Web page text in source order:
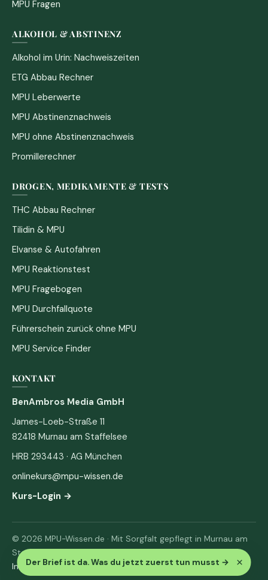
Der Brief ist da. Was du jetzt zuerst tun musst → ×
MPU Fragen
ALKOHOL & ABSTINENZ
Alkohol im Urin: Nachweiszeiten
ETG Abbau Rechner
MPU Leberwerte
MPU Abstinenznachweis
MPU ohne Abstinenznachweis
Promillerechner
DROGEN, MEDIKAMENTE & TESTS
THC Abbau Rechner
Tilidin & MPU
Elvanse & Autofahren
MPU Reaktionstest
MPU Fragebogen
MPU Durchfallquote
Führerschein zurück ohne MPU
MPU Service Finder
KONTAKT
BenAmbros Media GmbH
James-Loeb-Straße 11
82418 Murnau am Staffelsee
HRB 293443 · AG München
onlinekurs@mpu-wissen.de
Kurs-Login →
© 2026 MPU-Wissen.de · Mit Sorgfalt gepflegt in Murnau am
Staffelsee
Impressum· Datenschutz & AGB